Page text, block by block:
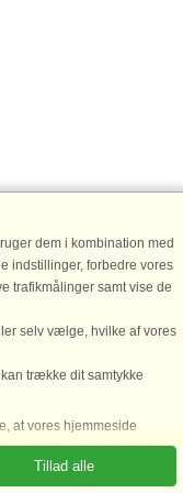
dem i kombination med
indstillinger, forbedre vores
trafikmålinger samt vise de
selv vælge, hvilke af vores
kan trække dit samtykke
at vores hjemmeside
som for eksempel huske
Tillad alle